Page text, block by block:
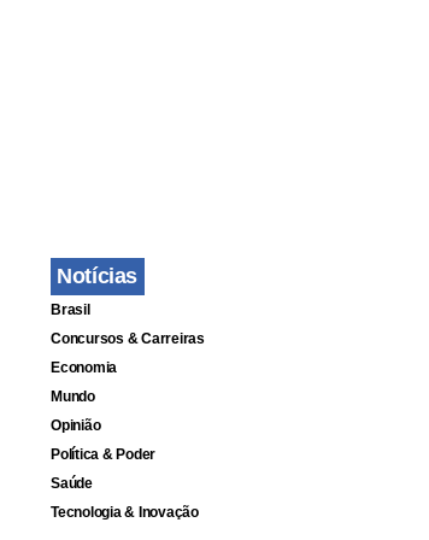
Notícias
Brasil
Concursos & Carreiras
Economia
Mundo
Opinião
Política & Poder
Saúde
Tecnologia & Inovação